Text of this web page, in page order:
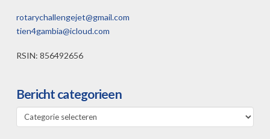
rotarychallengejet@gmail.com
tien4gambia@icloud.com
RSIN: 856492656
Bericht categorieen
Bericht
categorieen